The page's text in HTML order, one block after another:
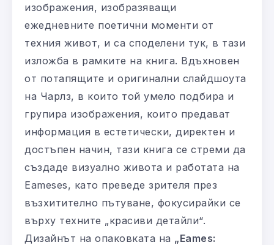
изображения, изобразяващи
ежедневните поетични моменти от
техния живот, и са споделени тук, в тази
изложба в рамките на книга. Вдъхновен
от потапящите и оригинални слайдшоута
на Чарлз, в които той умело подбира и
групира изображения, които предават
информация в естетически, директен и
достъпен начин, тази книга се стреми да
създаде визуално живота и работата на
Eameses, като преведе зрителя през
възхитително пътуване, фокусирайки се
върху техните „красиви детайли“.
Дизайнът на опаковката на „Eames: